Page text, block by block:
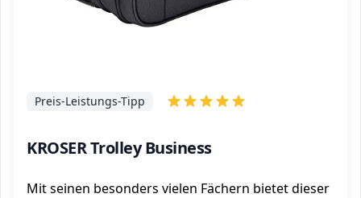
KROSER Trolley Business
Preis-Leistungs-Tipp
Mit seinen besonders vielen Fächern bietet dieser